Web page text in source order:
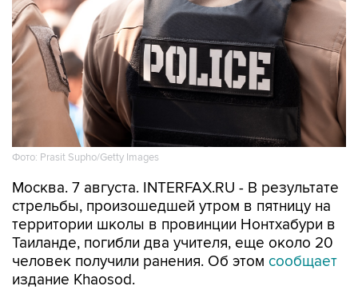
Фото: Prasit Supho/Getty Images
Москва. 7 августа. INTERFAX.RU - В результате
стрельбы, произошедшей утром в пятницу на
территории школы в провинции Нонтхабури в
Таиланде, погибли два учителя, еще около 20
человек получили ранения. Об этом сообщает
издание Khaosod.